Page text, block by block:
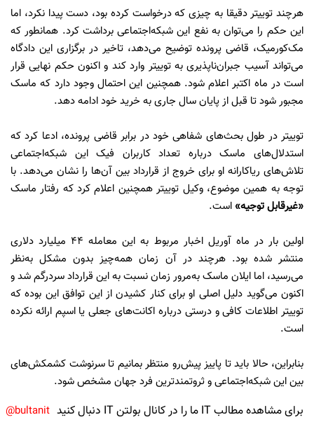
هرچند توییتر دقیقا به چیزی که درخواست کرده بود، دست پیدا نکرد، اما
این حکم را می‌توان به نفع این شبکه‌اجتماعی برداشت کرد. همانطور که
مک‌کورمیک، قاضی پرونده توضیح می‌دهد، تاخیر در برگزاری این دادگاه
می‌تواند آسیب جبران‌ناپذیری به توییتر وارد کند و اکنون حکم نهایی قرار
است در ماه اکتبر اعلام شود. همچنین این احتمال وجود دارد که ماسک
مجبور شود تا قبل از پایان سال جاری به خرید خود ادامه دهد.
توییتر در طول بحث‌های شفاهی خود در برابر قاضی پرونده، ادعا کرد که
استدلال‌های ماسک درباره تعداد کاربران فیک این شبکه‌اجتماعی
تلاش‌های ریاکارانه او برای خروج از قرارداد بین آن‌ها را نشان می‌دهد. با
توجه به همین موضوع، وکیل توییتر همچنین اعلام کرد که رفتار ماسک
«غیرقابل توجیه» است.
اولین بار در ماه آوریل اخبار مربوط به این معامله 44 میلیارد دلاری
منتشر شده بود. هرچند در آن زمان همه‌چیز بدون مشکل به‌نظر
می‌رسید، اما ایلان ماسک به‌مرور زمان نسبت به این قرارداد سردرگم شد و
اکنون می‌گوید دلیل اصلی او برای کنار کشیدن از این توافق این بوده که
توییتر اطلاعات کافی و درستی درباره اکانت‌های جعلی یا اسپم ارائه نکرده
است.
بنابراین، حالا باید تا پاییز پیش‌رو منتظر بمانیم تا سرنوشت کشمکش‌های
بین این شبکه‌اجتماعی و ثروتمندترین فرد جهان مشخص شود.
برای مشاهده مطالب IT ما را در کانال بولتن IT دنبال کنید bultanit@